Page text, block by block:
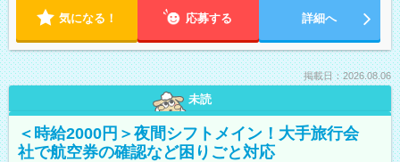
気になる！ 応募する 詳細へ
掲載日：2026.08.06
未読
＜時給2000円＞夜間シフトメイン！大手旅行会
社で航空券の確認など困りごと対応